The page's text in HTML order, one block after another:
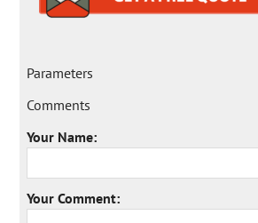
Parameters
Comments
Your Name:
Your Comment: